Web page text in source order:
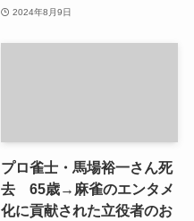
2024年8月9日
プロ雀士・馬場裕一さん死
去 65歳→麻雀のエンタメ
化に貢献された立役者のお